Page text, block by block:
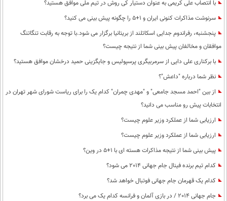
با انتصاب علی کریمی به عنوان دستیار کی روش در تیم ملی موافق هستید؟
سرنوشت مذاکرات کنونی ایران و 1+5 را چگونه پیش بینی می کنید؟
پنجشنبه، رفراندوم جدایی اسکاتلند از بریتانیا برگزار می شود.با توجه به رقابت تنگاتنگ
موافقان و مخالفان پیش بینی شما از نتیجه چیست؟
با برکناری علی دایی از سرمربیگری پرسپولیس و جایگزینی حمید درخشان موافق هستید؟
نظر شما درباره "داعش"؟
از بین "احمد مسجد جامعی" و "مهدی چمران" کدام یک را برای ریاست شورای شهر تهران در
انتخابات پیش رو مناسب می دانید؟
ارزیابی شما از عملکرد وزیر علوم چیست؟
ارزیابی شما از عملکرد وزیر علوم چیست؟
پیش بینی شما از نتیجه مذاکرات هسته ای با 1+5 در وین؟
کدام تیم برنده فینال جام جهانی 2014 می شود؟
کدام یک قهرمان جام جهانی فوتبال خواهد شد؟
جام جهانی 2014 / در بازی آلمان و فرانسه کدام یک می برد؟